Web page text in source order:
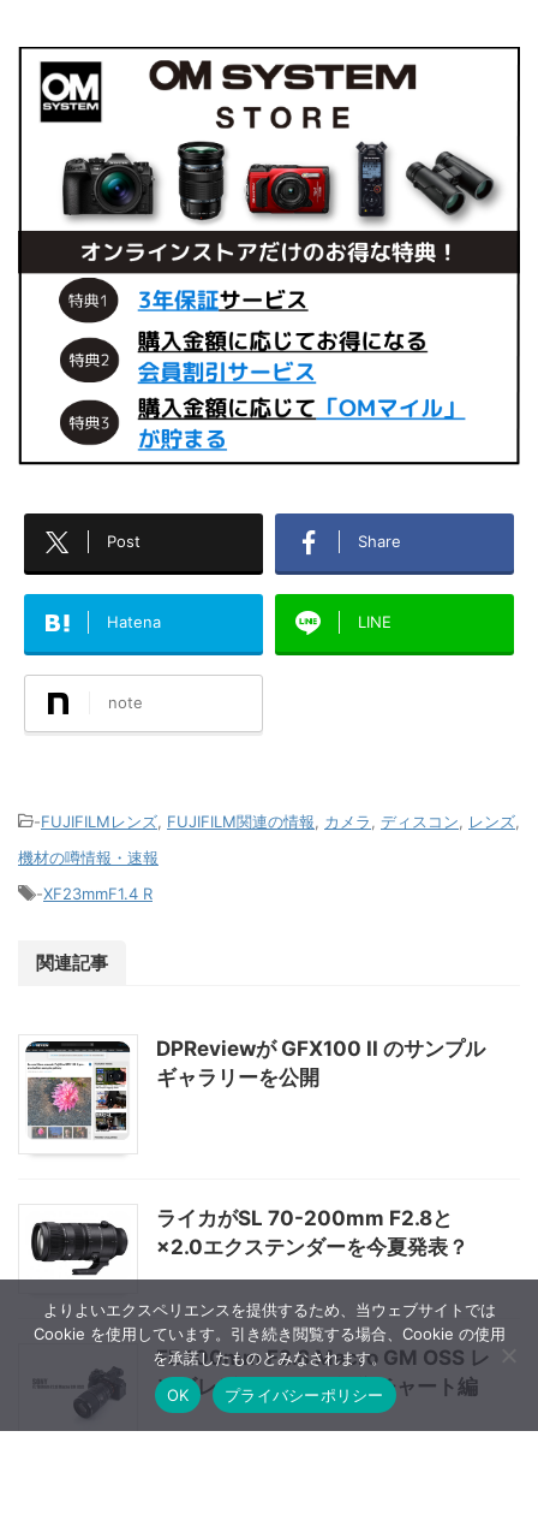
Post Share
Hatena LINE
note
-FUJIFILMレンズ, FUJIFILM関連の情報, カメラ, ディスコン, レンズ,
機材の噂情報・速報
-XF23mmF1.4 R
関連記事
DPReviewが GFX100 II のサンプル
ギャラリーを公開
ライカがSL 70-200mm F2.8と
×2.0エクステンダーを今夏発表？
FE 100mm F2.8 Macro GM OSS レ
ンズレビューVol.3 解像チャート編
よりよいエクスペリエンスを提供するため、当ウェブサイトでは
Cookie を使用しています。引き続き閲覧する場合、Cookie の使用
を承諾したものとみなされます。
OK
プライバシーポリシー